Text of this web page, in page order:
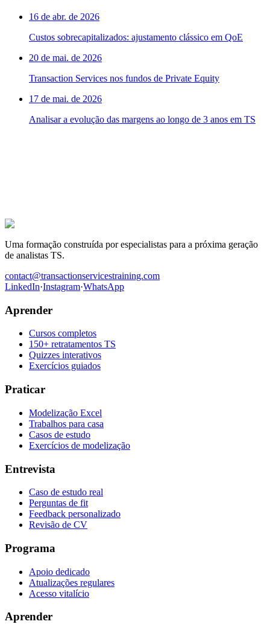
16 de abr. de 2026
Custos sobrecapitalizados: ajustamento clássico em QoE
20 de mai. de 2026
Transaction Services nos fundos de Private Equity
17 de mai. de 2026
Analisar a evolução das margens ao longo de 3 anos em TS
Ser recrutado em Transaction Services
Uma formação construída por especialistas para a próxima geração
de analistas TS.
contact@transactionservicestraining.com
LinkedIn·Instagram·WhatsApp
Aprender
Cursos completos
150+ retratamentos TS
Quizzes interativos
Exercícios guiados
Praticar
Modelização Excel
Trabalhos para casa
Casos de estudo
Exercícios de modelização
Entrevista
Caso de estudo real
Perguntas de fit
Feedback personalizado
Revisão de CV
Programa
Apoio dedicado
Atualizações regulares
Acesso vitalício
Aprender